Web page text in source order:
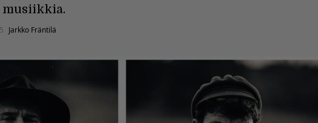
musiikkia.
Jarkko Fräntilä